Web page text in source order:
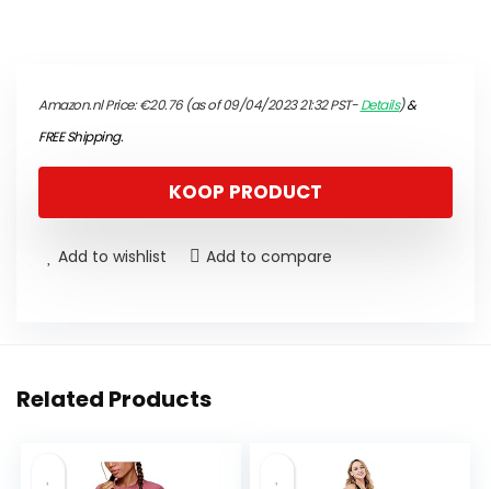
Amazon.nl Price:€20.76(as of 09/04/2023 21:32 PST-Details)&
FREE Shipping.
KOOP PRODUCT
Add to wishlist Add to compare
Related Products